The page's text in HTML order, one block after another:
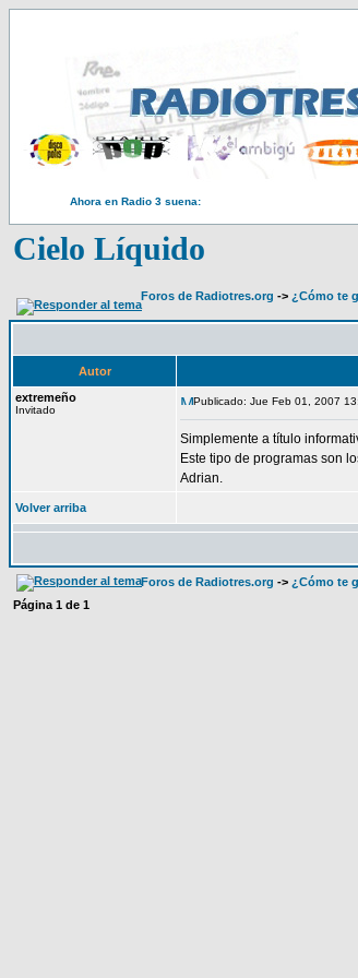
Ahora en Radio 3 suena:
Cielo Líquido
Foros de Radiotres.org -> ¿Cómo te
Autor
extremeño
Invitado
Publicado: Jue Feb 01, 2007
Simplemente a título
Este tipo de programas son
Adrian.
Volver arriba
Foros de Radiotres.org -> ¿Cómo te
Página 1 de 1